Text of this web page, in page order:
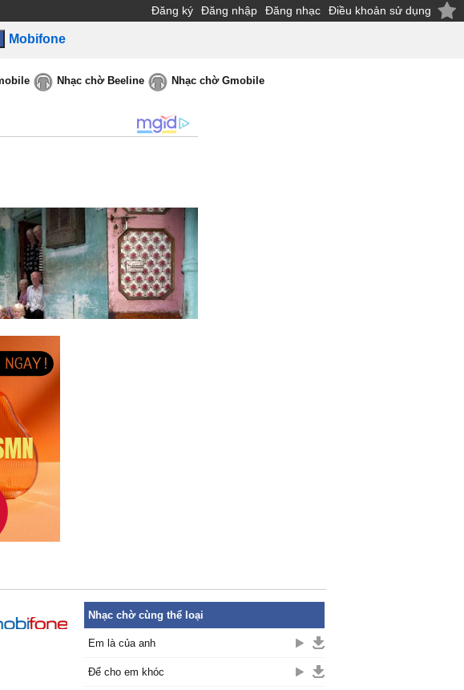
Đăng ký Đăng nhập Đăng nhạc Điều khoản sử dụng
Mobifone
Nhạc chờ Beeline Nhạc chờ Gmobile
Nhạc chờ cùng thể loại
Em là của anh
Để cho em khóc